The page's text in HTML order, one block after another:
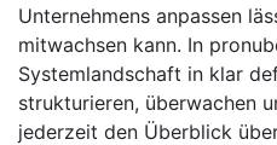
Unternehmens anpassen
mitwachsen kann. In
Systemlandschaft in klar
strukturieren, überwachen
jederzeit den Überblick